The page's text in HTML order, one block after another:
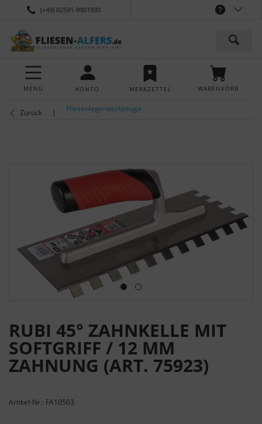
(+49) 02591-9901930
MENÜ KONTO MERKZETTEL WARENKORB
Zurück Fliesenlegerwerkzeuge
RUBI 45° ZAHNKELLE MIT
SOFTGRIFF / 12 MM
ZAHNUNG (ART. 75923)
Artikel-Nr.: FA10503